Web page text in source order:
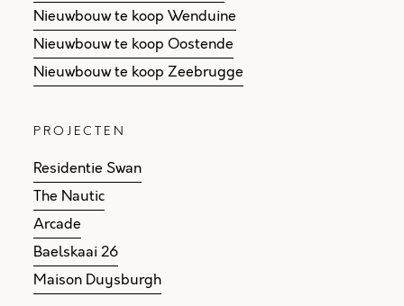
Nieuwbouw te koop Wenduine
Nieuwbouw te koop Oostende
Nieuwbouw te koop Zeebrugge
PROJECTEN
Residentie Swan
The Nautic
Arcade
Baelskaai 26
Maison Duysburgh